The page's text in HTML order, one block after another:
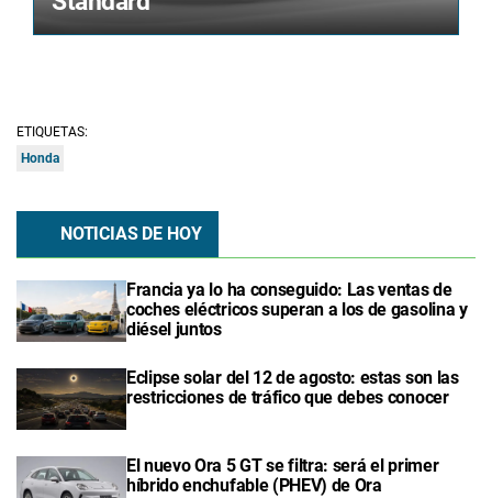
ETIQUETAS:
Honda
NOTICIAS DE HOY
Francia ya lo ha conseguido: Las ventas de
coches eléctricos superan a los de gasolina y
diésel juntos
Eclipse solar del 12 de agosto: estas son las
restricciones de tráfico que debes conocer
El nuevo Ora 5 GT se filtra: será el primer
híbrido enchufable (PHEV) de Ora